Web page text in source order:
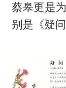
蔡皋更是
别是《疑